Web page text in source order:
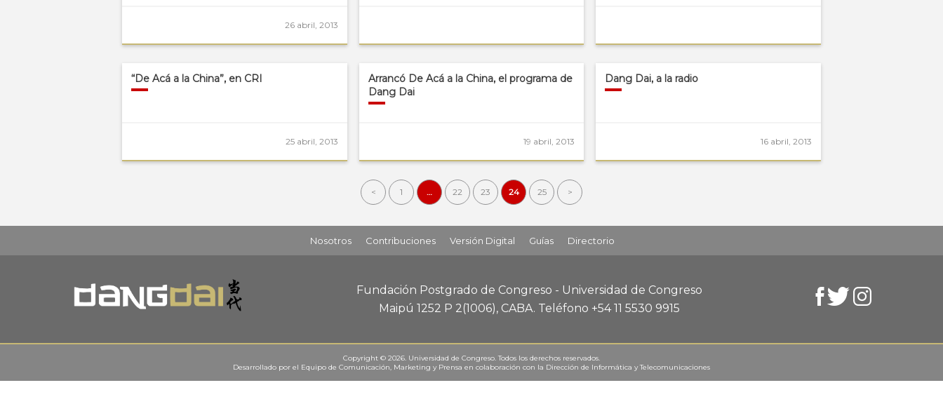
26 abril, 2013
“De Acá a la China”, en CRI
25 abril, 2013
Arrancó De Acá a la China, el programa de
Dang Dai
19 abril, 2013
Dang Dai, a la radio
16 abril, 2013
< 1 … 22 23 24 25 >
Nosotros Contribuciones Versión Digital Guías Directorio
Fundación Postgrado de Congreso - Universidad de Congreso
Maipú 1252 P 2 (1006), CABA. Teléfono +54 11 5530 9915
Copyright © 2026. Universidad de Congreso. Todos los derechos reservados.
Desarrollado por el Equipo de Comunicación, Marketing y Prensa en colaboración con la Dirección de Informática y Telecomunicaciones